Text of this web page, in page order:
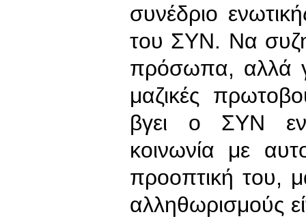
συνέδριο
του ΣΥΝ. Να
πρόσωπα, αλλά
μαζικές
βγει ο ΣΥΝ
κοινωνία με
προοπτική του,
αλληθωρισμούς